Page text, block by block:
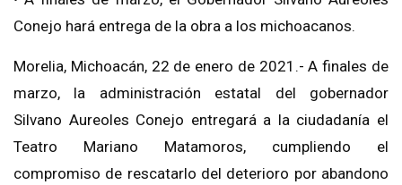
Conejo hará entrega de la obra a los michoacanos.
Morelia, Michoacán, 22 de enero de 2021.- A finales de
marzo, la administración estatal del gobernador
Silvano Aureoles Conejo entregará a la ciudadanía el
Teatro Mariano Matamoros, cumpliendo el
compromiso de rescatarlo del deterioro por abandono